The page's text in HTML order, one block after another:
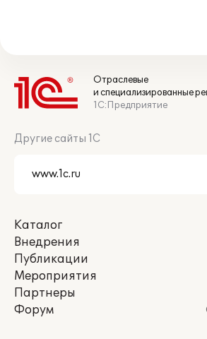
Отраслевые
и специализированные
1С:Предприятие
Другие сайты 1С
Каталог
Внедрения
Публикации
Мероприятия
Партнеры
Форум